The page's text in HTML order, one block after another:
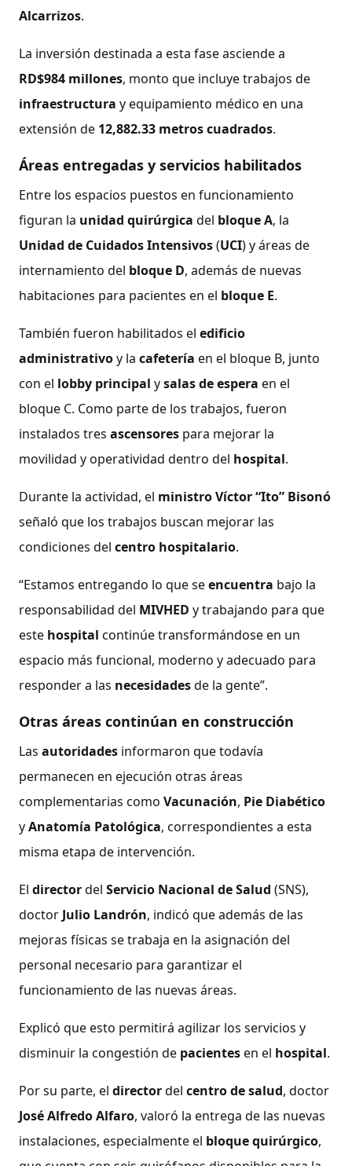
Alcarrizos.
La inversión destinada a esta fase asciende a
RD$984 millones, monto que incluye trabajos de
infraestructura y equipamiento médico en una
extensión de 12,882.33 metros cuadrados.
Áreas entregadas y servicios habilitados
Entre los espacios puestos en funcionamiento
figuran la unidad quirúrgica del bloque A, la
Unidad de Cuidados Intensivos(UCI) y áreas de
internamiento del bloque D, además de nuevas
habitaciones para pacientes en el bloque E.
También fueron habilitados el edificio
administrativoy la cafetería en el bloque B, junto
con el lobby principal ysalas de espera en el
bloque C. Como parte de los trabajos, fueron
instalados tres ascensores para mejorar la
movilidad y operatividad dentro del hospital.
Durante la actividad, el ministroVíctor “Ito” Bisonó
señaló que los trabajos buscan mejorar las
condiciones del centro hospitalario.
“Estamos entregando lo que seencuentra bajo la
responsabilidad del MIVHED y trabajando para que
este hospital continúe transformándose en un
espacio más funcional, moderno y adecuado para
responder a las necesidadesde la gente”.
Otras áreas continúan en construcción
Las autoridades informaron que todavía
permanecen en ejecución otras áreas
complementarias como Vacunación, Pie Diabético
yAnatomía Patológica, correspondientes a esta
misma etapa de intervención.
El directordel Servicio Nacional de Salud (SNS),
doctor Julio Landrón, indicó que además de las
mejoras físicas se trabaja en la asignación del
personal necesario para garantizar el
funcionamiento de las nuevas áreas.
Explicó que esto permitirá agilizar los servicios y
disminuir la congestión de pacientesen el hospital.
Por su parte, el directordel centro de salud, doctor
José Alfredo Alfaro, valoró la entrega de las nuevas
instalaciones, especialmente el bloque quirúrgico,